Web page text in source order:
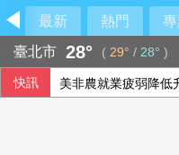
最新 熱門 專
臺北市 28° ( 29° / 28° )
快訊 美非農就業疲弱降